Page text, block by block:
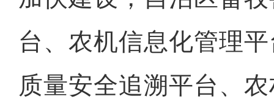
台、农机信息化管理
质量安全追溯平台、